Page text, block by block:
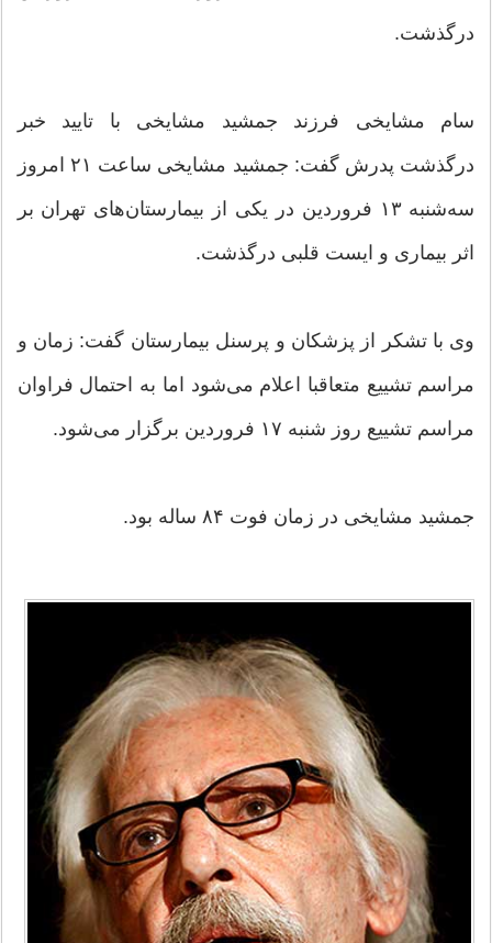
درگذشت.
سام مشایخی فرزند جمشید مشایخی با تایید خبر
درگذشت پدرش گفت: جمشید مشایخی ساعت ۲۱ امروز
سه‌شنبه ۱۳ فروردین در یکی از بیمارستان‌های تهران بر
اثر بیماری و ایست قلبی درگذشت.
وی با تشکر از پزشکان و پرسنل بیمارستان گفت: زمان و
مراسم تشییع متعاقبا اعلام می‌شود اما به احتمال فراوان
مراسم تشییع روز شنبه ۱۷ فروردین برگزار می‌شود.
جمشید مشایخی در زمان فوت ۸۴ ساله بود.